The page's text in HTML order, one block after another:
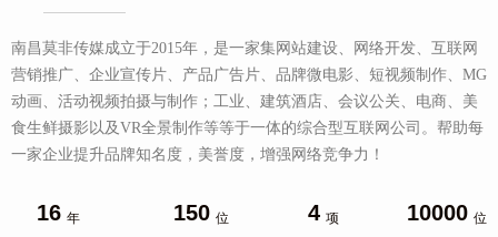
南昌莫非传媒成立于2015年，是一家集网站建设、网络开发、互联网
营销推广、企业宣传片、产品广告片、品牌微电影、短视频制作、MG
动画、活动视频拍摄与制作；工业、建筑酒店、会议公关、电商、美
食生鲜摄影以及VR全景制作等等于一体的综合型互联网公司。帮助每
一家企业提升品牌知名度，美誉度，增强网络竞争力！
16 年
150 位
4 项
10000 位